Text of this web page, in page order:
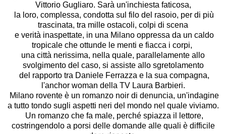
Vittorio Gugliaro. Sarà un'inchiesta faticosa,
la loro, complessa, condotta sul filo del rasoio, per di più
trascinata, tra mille ostacoli, colpi di scena
e verità inaspettate, in una Milano oppressa da un caldo
tropicale che ottunde le menti e fiacca i corpi,
una città nerissima, nella quale, parallelamente allo
svolgimento del caso, si assiste allo sgretolamento
del rapporto tra Daniele Ferrazza e la sua compagna,
l'anchor woman della TV Laura Barbieri.
Milano rovente è un romanzo noir di denuncia, un'indagine
a tutto tondo sugli aspetti neri del mondo nel quale viviamo.
Un romanzo che fa male, perché spiazza il lettore,
costringendolo a porsi delle domande alle quali è difficile